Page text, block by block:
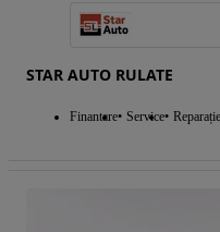
STAR AUTO RULATE
Finantare Service